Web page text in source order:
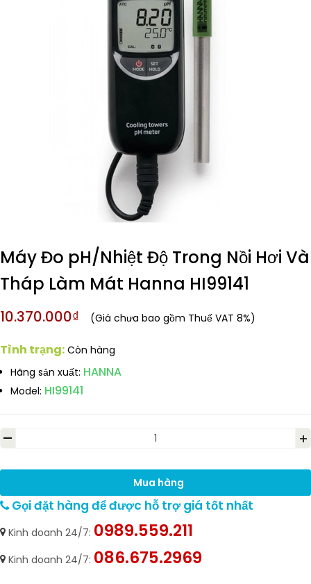
Máy Đo pH/Nhiệt Độ Trong Nồi Hơi Và
Tháp Làm Mát Hanna HI99141
10.370.000₫ (Giá chưa bao gồm Thuế VAT 8%)
Tình trạng: Còn hàng
Hãng sản xuất: HANNA
Model: HI99141
- +
Mua hàng
Gọi đặt hàng để được hỗ trợ giá tốt nhất
Kinh doanh 24/7: 0989.559.211
Kinh doanh 24/7: 086.675.2969